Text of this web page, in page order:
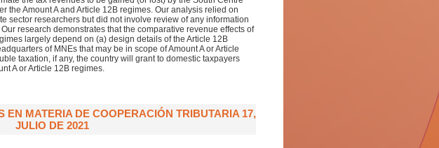
the Amount A and Article 12B regimes. Our analysis relied on
sector researchers but did not involve review of any information
research demonstrates that the comparative revenue effects of
largely depend on (a) design details of the Article 12B
of MNEs that may be in scope of Amount A or Article
taxation, if any, the country will grant to domestic taxpayers
A or Article 12B regimes.
EN MATERIA DE COOPERACIÓN TRIBUTARIA 17,
JULIO DE 2021